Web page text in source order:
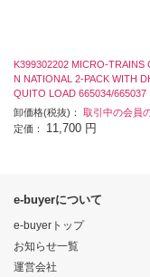
K399302202 MICRO-TRAINS
N NATIONAL 2-PACK WITH
QUITO LOAD 665034/665037
卸価格(税抜)： 取引中の会員
定価： 11,700 円
e-buyerについて
e-buyerトップ
お知らせ一覧
運営会社